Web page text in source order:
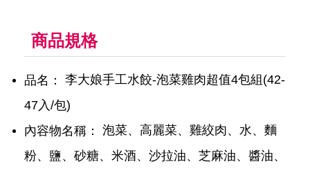
商品規格
品名：
李大娘手工水餃-泡菜雞肉超值4包組(42-
47入/包)
內容物名稱：
泡菜、高麗菜、雞絞肉、水、麵
粉、鹽、砂糖、米酒、沙拉油、芝麻油、醬油、